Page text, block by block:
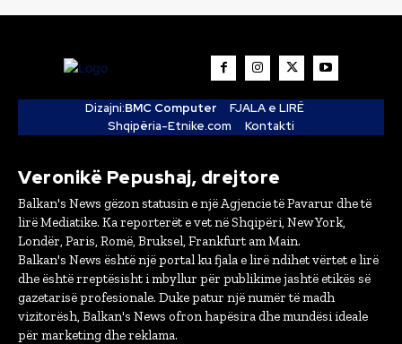
Dizajni:BMC Computer
FJALA e LIRË
Shqipëria-Etnike.com
Kontakti
Veronikë Pepushaj, drejtore
Balkan's News gëzon statusin e një Agjencie të Pavarur dhe të
lirë Mediatike. Ka reporterët e vet në Shqipëri, New York,
Londër, Paris, Romë, Bruksel, Frankfurt am Main.
Balkan's News është një portal ku fjala e lirë ndihet vërtet e lirë
dhe është rreptësisht i mbyllur për publikime jashtë etikës së
gazetarisë profesionale. Duke patur një numër të madh
vizitorësh, Balkan's News ofron hapësira dhe mundësi ideale
për marketing dhe reklama.